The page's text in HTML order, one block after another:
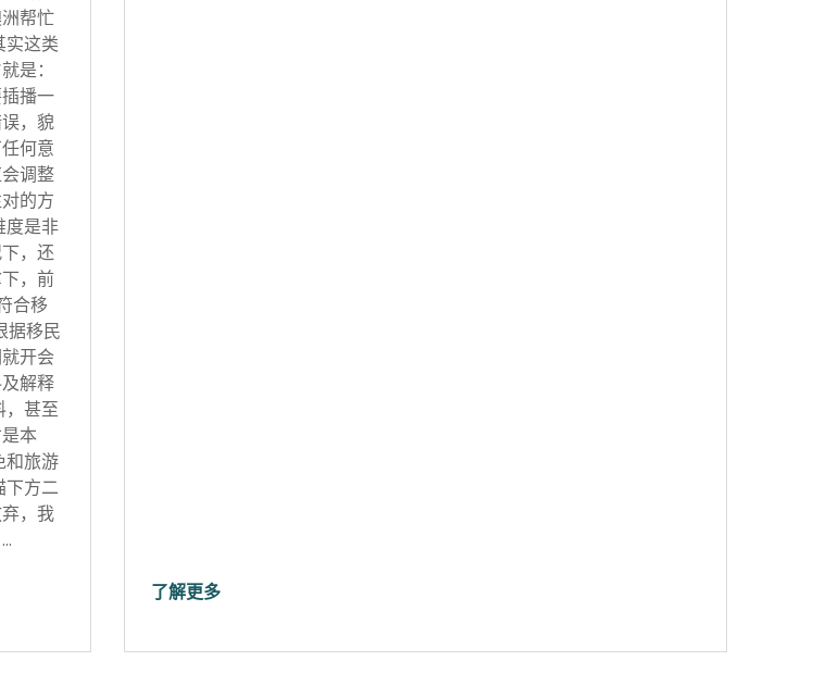
帮忙
实这类
是：
播一
，貌
何意
调整
的方
度是非
，还
，前
合移
据移民
开会
解释
，甚至
本
和旅游
下方二
，我
了解更多